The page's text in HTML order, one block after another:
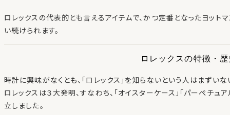
ロレックスの代表的とも言えるアイテムで、かつ定番となったヨット
い続けられます。
ロレックスの特徴・
時計に興味がなくとも、「ロレックス」を知らないという人はまずいな
ロレックスは３大発明、すなわち、「オイスターケース」「パーぺチュ
立しました。